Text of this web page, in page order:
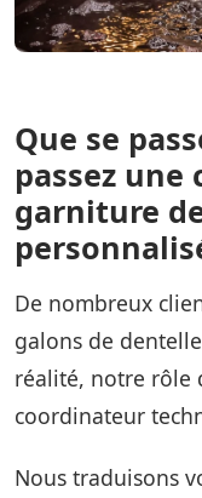
Que se
passez une
garniture
De nombreux
galons de
réalité, notre rôle
coordinateur
Nous traduisons